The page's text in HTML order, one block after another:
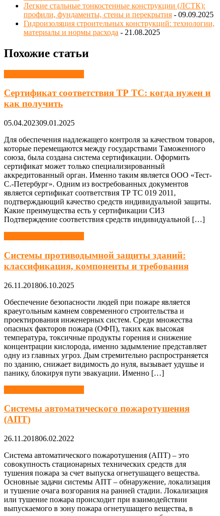
Легкие стальные тонкостенные конструкции (ЛСТК):
профили, фундаменты, стены и перекрытия - 09.09.2025
Гидроизоляция строительных конструкций: технологии,
материалы и нормы расхода - 21.08.2025
Похожие статьи
Сертификат соответствия ТР ТС: когда нужен и
как получить
05.04.202309.01.2025
Для обеспечения надлежащего контроля за качеством товаров,
которые перемещаются между государствами Таможенного
союза, была создана система сертификации. Оформить
сертификат может только специализированный
аккредитованный орган. Именно таким является ООО «Тест-
С.-Петербург». Одним из востребованных документов
является сертификат соответствия ТР ТС 019 2011,
подтверждающий качество средств индивидуальной защиты.
Какие преимущества есть у сертификации СИЗ
Подтверждение соответствия средств индивидуальной […]
Системы противодымной защиты зданий:
классификация, компоненты и требования
26.11.201806.10.2025
Обеспечение безопасности людей при пожаре является
краеугольным камнем современного строительства и
проектирования инженерных систем. Среди множества
опасных факторов пожара (ОФП), таких как высокая
температура, токсичные продукты горения и снижение
концентрации кислорода, именно задымление представляет
одну из главных угроз. Дым стремительно распространяется
по зданию, снижает видимость до нуля, вызывает удушье и
панику, блокируя пути эвакуации. Именно […]
Системы автоматического пожаротушения
(АПТ)
26.11.201806.02.2022
Система автоматического пожаротушения (АПТ) – это
совокупность стационарных технических средств для
тушения пожара за счет выпуска огнетушащего вещества.
Основные задачи системы АПТ – обнаружение, локализация
и тушение очага возгорания на ранней стадии. Локализация
или тушение пожара происходит при взаимодействии
выпускаемого в зону пожара огнетушащего вещества, в